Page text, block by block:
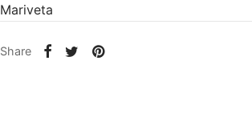
Mariveta
Share